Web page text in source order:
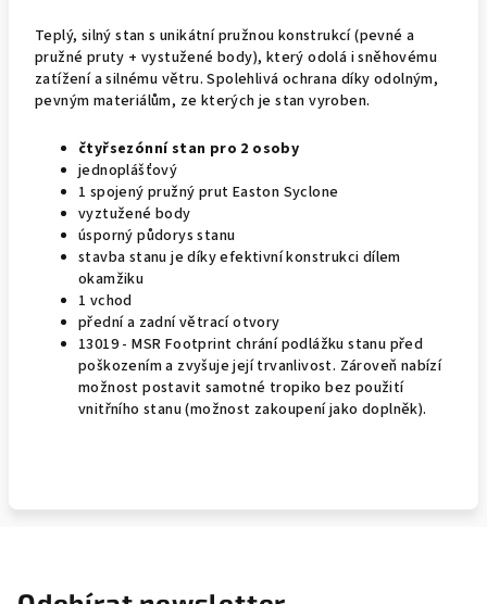
Teplý, silný stan s unikátní pružnou konstrukcí (pevné a
pružné pruty + vystužené body), který odolá i sněhovému
zatížení a silnému větru. Spolehlivá ochrana díky odolným,
pevným materiálům, ze kterých je stan vyroben.
čtyřsezónní stan pro 2 osoby
jednoplášťový
1 spojený pružný prut Easton Syclone
vyztužené body
úsporný půdorys stanu
stavba stanu je díky efektivní konstrukci dílem
okamžiku
1 vchod
přední a zadní větrací otvory
13019 - MSR Footprint chrání podlážku stanu před
poškozením a zvyšuje její trvanlivost. Zároveň nabízí
možnost postavit samotné tropiko bez použití
vnitřního stanu (možnost zakoupení jako doplněk).